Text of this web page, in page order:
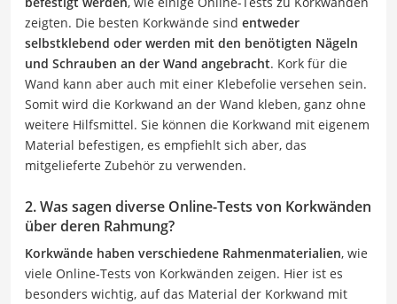
zeigten. Die besten Korkwände sind entweder
selbstklebend oder werden mit den benötigten Nägeln
und Schrauben an der Wand angebracht. Kork für die
Wand kann aber auch mit einer Klebefolie versehen sein.
Somit wird die Korkwand an der Wand kleben, ganz ohne
weitere Hilfsmittel. Sie können die Korkwand mit eigenem
Material befestigen, es empfiehlt sich aber, das
mitgelieferte Zubehör zu verwenden.
2. Was sagen diverse Online-Tests von Korkwänden
über deren Rahmung?
Korkwände haben verschiedene Rahmenmaterialien, wie
viele Online-Tests von Korkwänden zeigen. Hier ist es
besonders wichtig, auf das Material der Korkwand mit